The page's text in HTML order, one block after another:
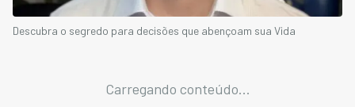
Descubra o segredo para decisões que abençoam sua Vida
Carregando conteúdo...